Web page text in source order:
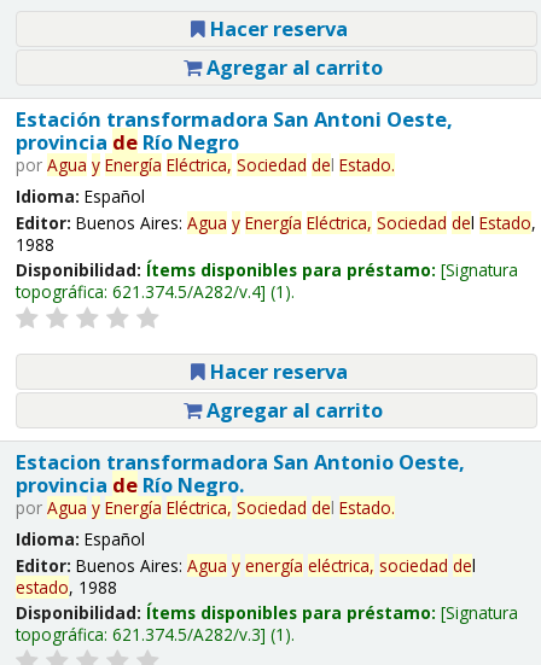
Hacer reserva
Agregar al carrito
Estación transformadora San Antoni Oeste,
provincia deRío Negro
por Agua y Energía Eléctrica, Sociedad del Estado.
Idioma: Español
Editor: Buenos Aires: Agua y Energía Eléctrica, Sociedad del Estado,
1988
Disponibilidad: Ítems disponibles para préstamo: Signatura
topográfica: 621.374.5/A282/v.4 (1).
Hacer reserva
Agregar al carrito
Estacion transformadora San Antonio Oeste,
provincia deRío Negro.
por Agua y Energía Eléctrica, Sociedad del Estado.
Idioma: Español
Editor: Buenos Aires: Agua y energía eléctrica, sociedad del
estado, 1988
Disponibilidad: Ítems disponibles para préstamo: Signatura
topográfica: 621.374.5/A282/v.3 (1).